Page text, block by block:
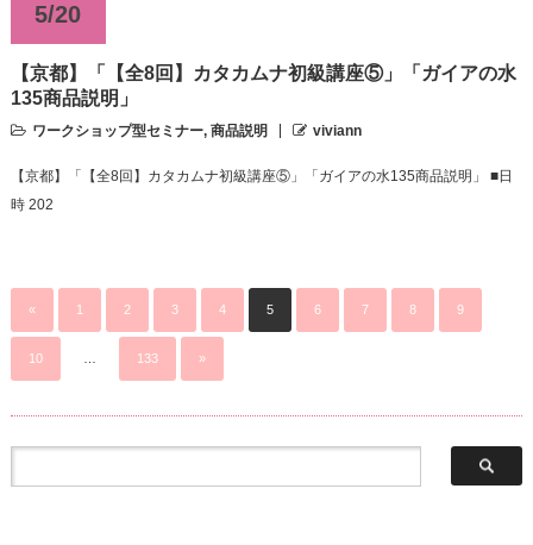
5/20
【京都】「【全8回】カタカムナ初級講座⑤」「ガイアの水
135商品説明」
ワークショップ型セミナー, 商品説明 viviann
【京都】「【全8回】カタカムナ初級講座⑤」「ガイアの水135商品説明」 ■日
時 202
« 1 2 3 4 5 6 7 8 9
10 133 »